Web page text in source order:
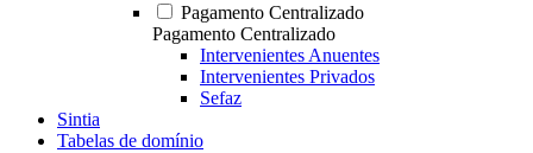
Pagamento Centralizado
Pagamento Centralizado
Intervenientes Anuentes
Intervenientes Privados
Sefaz
Sintia
Tabelas de domínio